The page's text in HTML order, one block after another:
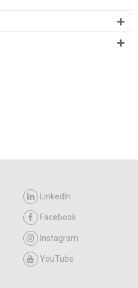
LinkedIn
Facebook
Instagram
YouTube